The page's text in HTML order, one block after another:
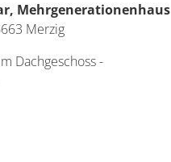
Mehrgenerationenhaus
Merzig
Dachgeschoss -